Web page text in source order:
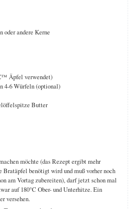
oder andere Kerne
Äpfel verwendet)
4-6 Würfeln (optional)
Butter
möchte (das Rezept ergibt mehr
Bratäpfel benötigt wird und muß vorher noch
am Vortag zubereiten), darf jetzt schon mal
auf 180°C Ober- und Unterhitze. Ein
versehen.